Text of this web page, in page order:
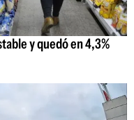
y quedó en 4,3%